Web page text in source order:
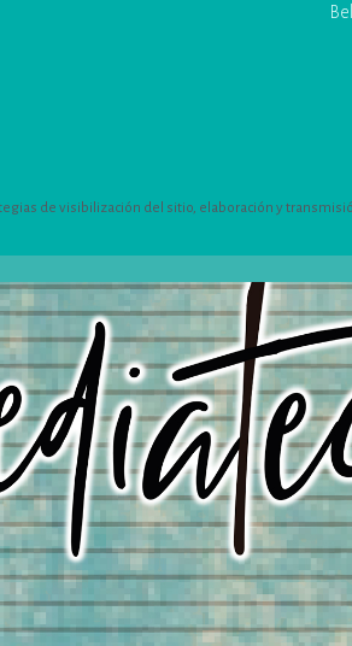
de visibilización del sitio, elaboración y